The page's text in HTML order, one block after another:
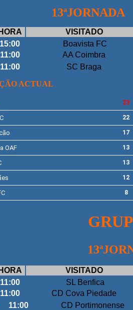
HORA VISITADO
15:00 Boavista FC
11:00 AA Coimbra
11:00 SC Braga
ACTUAL
23
22
17
OAF 13
13
12
8
HORA VISITADO
11:00 SL Benfica
11:00 CD Cova Piedade
11:00 CD Portimonense